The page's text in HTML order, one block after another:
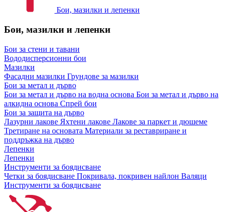
Бои, мазилки и лепенки
Бои, мазилки и лепенки
Бои за стени и тавани
Вододисперсионни бои
Мазилки
Фасадни мазилки Грундове за мазилки
Бои за метал и дърво
Бои за метал и дърво на водна основа Бои за метал и дърво на
алкидна основа Спрей бои
Бои за защита на дърво
Лазурни лакове Яхтени лакове Лакове за паркет и дюшеме
Третиране на основата Материали за реставриране и
поддръжка на дърво
Лепенки
Лепенки
Инструменти за боядисване
Четки за боядисване Покривала, покривен найлон Валяци
Инструменти за боядисване